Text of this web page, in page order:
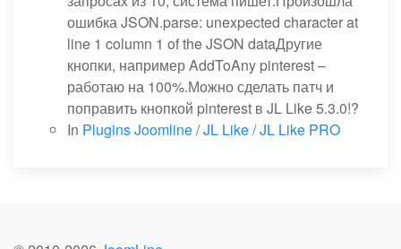
ошибка JSON.parse: unexpected character at
line 1 column 1 of the JSON dataДругие
кнопки, например AddToAny pinterest –
работаю на 100%.Можно сделать патч и
поправить кнопкой pinterest в JL Like 5.3.0!?
In Plugins Joomline/JL Like / JL Like PRO